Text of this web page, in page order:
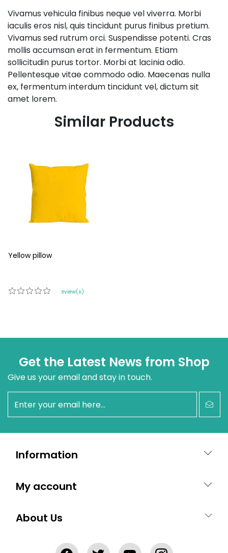
Vivamus vehicula finibus neque vel viverra. Morbi
iaculis eros nisl, quis tincidunt purus finibus pretium.
Vivamus sed rutrum orci. Suspendisse potenti. Cras
mollis accumsan erat in fermentum. Etiam
sollicitudin purus tortor. Morbi at lacinia odio.
Pellentesque vitae commodo odio. Maecenas nulla
ex, fermentum interdum tincidunt vel, dictum sit
amet lorem.
Similar Products
Yellow pillow
0 review(s)
Get the Latest News from Shop
Give us your email and stay in touch.
newsletter
Information
My account
About Us